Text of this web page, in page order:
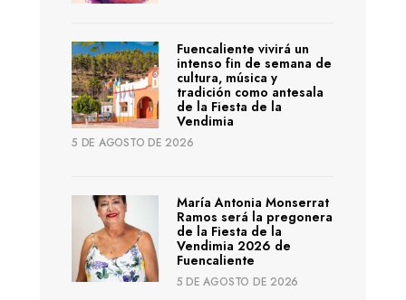
Fuencaliente vivirá un
intenso fin de semana de
cultura, música y
tradición como antesala
de la Fiesta de la
Vendimia
5 DE AGOSTO DE 2026
María Antonia Monserrat
Ramos será la pregonera
de la Fiesta de la
Vendimia 2026 de
Fuencaliente
5 DE AGOSTO DE 2026